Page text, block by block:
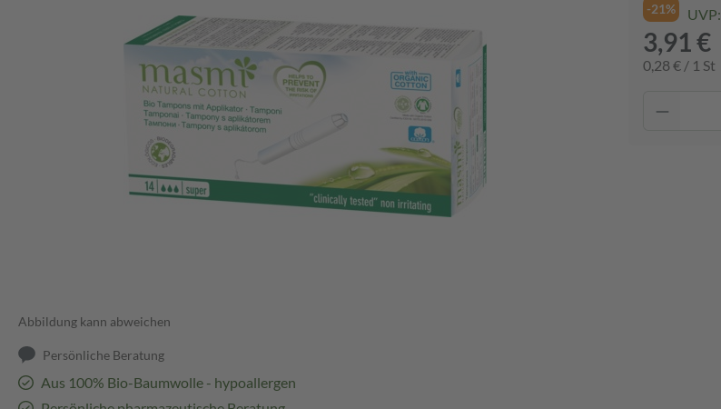
Abbildung kann abweichen
Persönliche Beratung
Aus 100% Bio-Baumwolle - hypoallergen
-21% UVP:
3,91 €
0,28 € / 1 St